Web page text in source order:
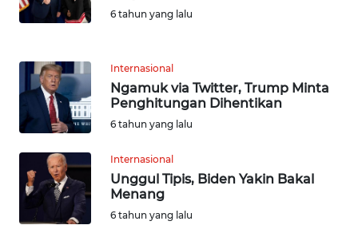
6 tahun yang lalu
Internasional
Ngamuk via Twitter, Trump Minta
Penghitungan Dihentikan
6 tahun yang lalu
Internasional
Unggul Tipis, Biden Yakin Bakal
Menang
6 tahun yang lalu
WN
KALTENG
WN
KALTARA
WN
KALSEL